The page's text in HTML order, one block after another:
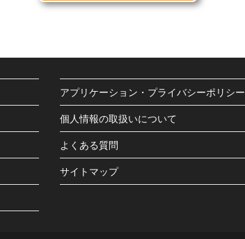
アプリケーション・プライバシーポリシー
個人情報の取扱いについて
よくある質問
サイトマップ